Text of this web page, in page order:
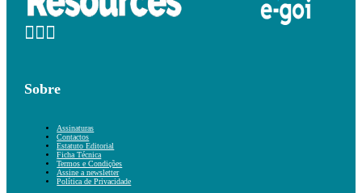
Sobre
Assinaturas
Contactos
Estatuto Editorial
Ficha Técnica
Termos e Condições
Assine a newsletter
Política de Privacidade